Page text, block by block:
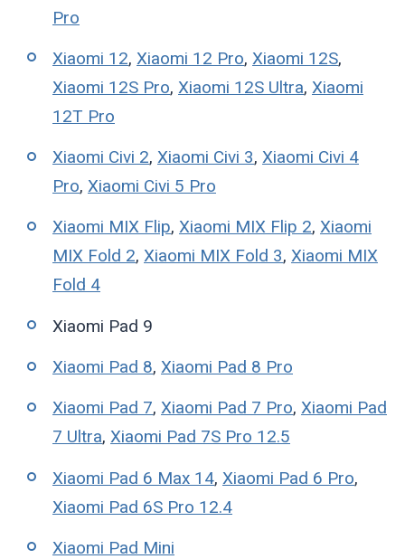
Pro
Xiaomi 12, Xiaomi 12 Pro, Xiaomi 12S,
Xiaomi 12S Pro, Xiaomi 12S Ultra, Xiaomi
12T Pro
Xiaomi Civi 2, Xiaomi Civi 3, Xiaomi Civi 4
Pro, Xiaomi Civi 5 Pro
Xiaomi MIX Flip, Xiaomi MIX Flip 2, Xiaomi
MIX Fold 2, Xiaomi MIX Fold 3, Xiaomi MIX
Fold 4
Xiaomi Pad 9
Xiaomi Pad 8, Xiaomi Pad 8 Pro
Xiaomi Pad 7, Xiaomi Pad 7 Pro, Xiaomi Pad
7 Ultra, Xiaomi Pad 7S Pro 12.5
Xiaomi Pad 6 Max 14, Xiaomi Pad 6 Pro,
Xiaomi Pad 6S Pro 12.4
Xiaomi Pad Mini